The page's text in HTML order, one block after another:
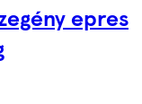
epres